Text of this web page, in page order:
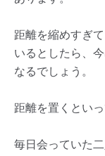
距離を縮めすぎ
いるとしたら、
なるでしょう。
距離を置くとい
毎日会っていた